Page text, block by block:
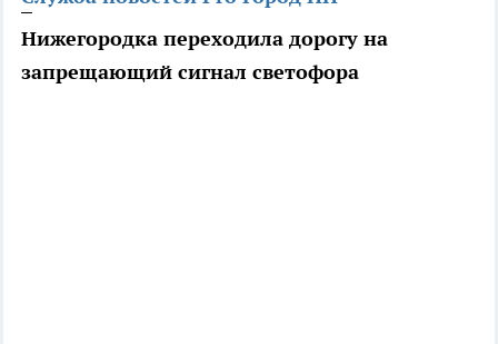
Нижегородка переходила дорогу на
запрещающий сигнал светофора